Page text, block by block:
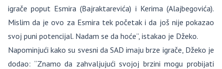
igrače poput Esmira (Bajraktarevića) i Kerima (Alajbegovića).
Mislim da je ovo za Esmira tek početak i da još nije pokazao
svoj puni potencijal. Nadam se da hoće”, istakao je Džeko.
Napominjući kako su svesni da SAD imaju brze igrače, Džeko je
dodao: “Znamo da zahvaljujući svojoj brzini mogu probijati